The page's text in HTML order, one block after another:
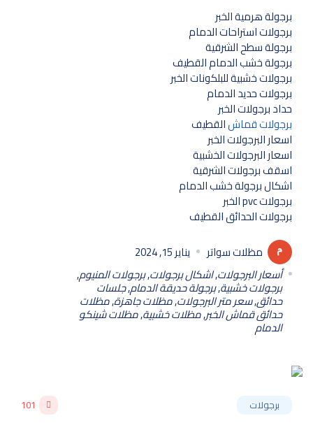
برجولة هرمية الخبر
برجولات استراحات الدمام
برجولة سطح الشرقية
برجولة خشب الدمام القطيف
برجولات خشبية للبلكونات الخبر
برجولات حديد الدمام
حداد برجولات الخبر
برجولات قماشالقطيف
اسعار البرجولات الخبر
اسعار البرجولات الخشبية
اسقف برجولات الشرقية
اشكال برجولة خشب الدمام
برجولات pvc الخبر
برجولات الحدائق القطيف
مظلات سواتر
يناير 15, 2024
أسعار البرجولات,اشكال برجولات,برجولات المنيوم,
برجولات خشبية,برجولة حديقة الدمام,جلسات
حدائق,سعر متر البرجولات,مظلات جاهزة,مظلات
حدائق قماش الخبر,مظلات خشبية,مظلات شينكو
الدمام
برجولات 101